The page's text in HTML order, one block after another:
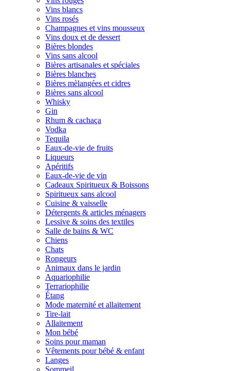
Vins blancs
Vins rosés
Champagnes et vins mousseux
Vins doux et de dessert
Bières blondes
Vins sans alcool
Bières artisanales et spéciales
Bières blanches
Bières mèlangées et cidres
Bières sans alcool
Whisky
Gin
Rhum & cachaça
Vodka
Tequila
Eaux-de-vie de fruits
Liqueurs
Apéritifs
Eaux-de-vie de vin
Cadeaux Spiritueux & Boissons
Spiritueux sans alcool
Cuisine & vaisselle
Détergents & articles ménagers
Lessive & soins des textiles
Salle de bains & WC
Chiens
Chats
Rongeurs
Animaux dans le jardin
Aquariophilie
Terrariophilie
Étang
Mode maternité et allaitement
Tire-lait
Allaitement
Mon bébé
Soins pour maman
Vêtements pour bébé & enfant
Langes
Sommeil